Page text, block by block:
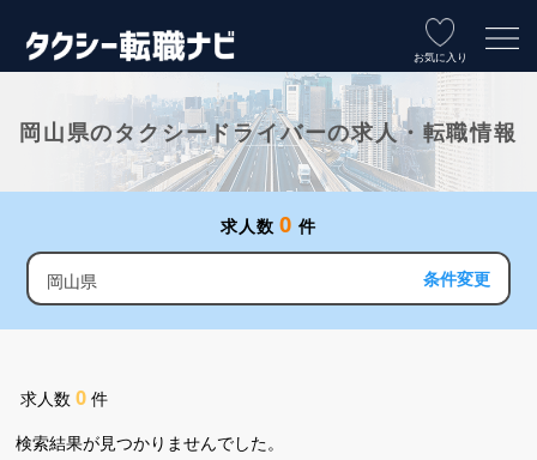
お気に入り
岡山県のタクシードライバーの求人・転職情報
求人数 0 件
岡山県 条件変更
求人数0 件
検索結果が見つかりませんでした。